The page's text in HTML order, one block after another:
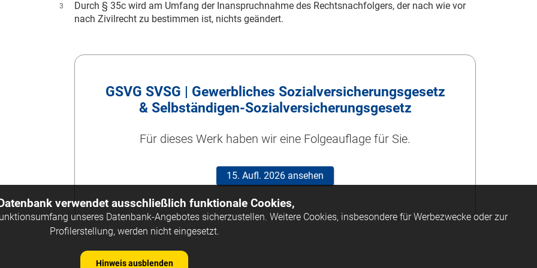
3
Durch § 35c wird am Umfang der Inanspruchnahme des Rechtsnachfolgers, der nach wie vor
nach Zivilrecht zu bestimmen ist, nichts geändert.
GSVG SVSG | Gewerbliches Sozialversicherungsgesetz
& Selbständigen-Sozialversicherungsgesetz
Für dieses Werk haben wir eine Folgeauflage für Sie.
15. Aufl. 2026 ansehen
verwendet ausschließlich funktionale Cookies,
unseres Datenbank-Angebotes sicherzustellen. Weitere Cookies, insbesondere für Werbezwecke oder zur
Profilerstellung, werden nicht eingesetzt.
Hinweis ausblenden